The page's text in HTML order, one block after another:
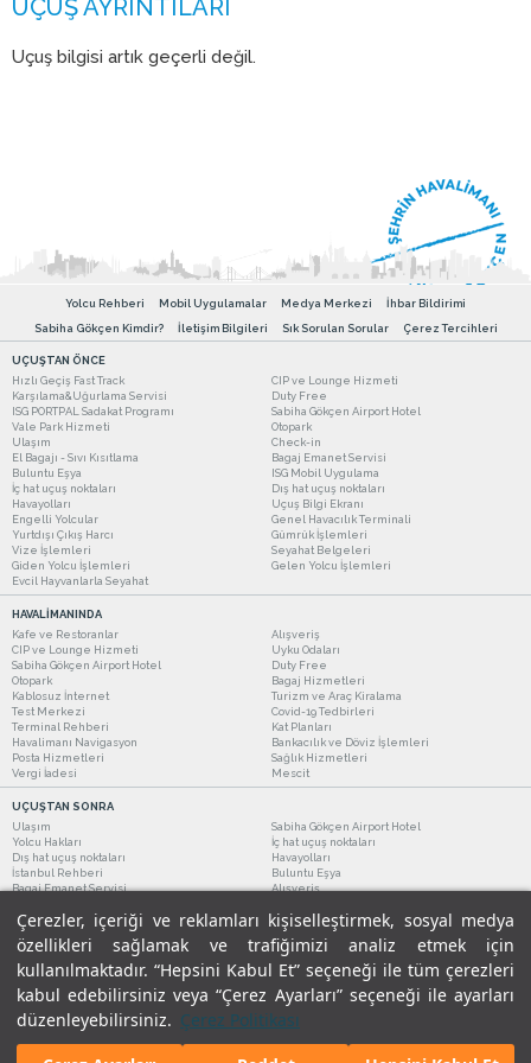
Çerezler, içeriği ve reklamları kişiselleştirmek, sosyal medya
özellikleri sağlamak ve trafiğimizi analiz etmek için
kullanılmaktadır. “Hepsini Kabul Et” seçeneği ile tüm çerezleri
kabul edebilirsiniz veya “Çerez Ayarları” seçeneği ile ayarları
düzenleyebilirsiniz. Çerez Politikası
Uçuş bilgisi artık geçerli değil.
Yolcu Rehberi Mobil Uygulamalar Medya Merkezi
İhbar Bildirimi
Sabiha Gökçen Kimdir?
İletişim Bilgileri Sık Sorulan Sorular Çerez Tercihleri
UÇUŞTAN ÖNCE
Hızlı Geçiş Fast Track
CIP ve Lounge Hizmeti
Karşılama&Uğurlama Servisi
Duty Free
ISG PORTPAL Sadakat Programı
Sabiha Gökçen Airport Hotel
Vale Park Hizmeti
Otopark
Ulaşım
Check-in
El Bagajı - Sıvı Kısıtlama
Bagaj Emanet Servisi
Buluntu Eşya
ISG Mobil Uygulama
İç hat uçuş noktaları
Dış hat uçuş noktaları
Havayolları
Uçuş Bilgi Ekranı
Engelli Yolcular
Genel Havacılık Terminali
Yurtdışı Çıkış Harcı
Gümrük İşlemleri
Vize İşlemleri
Seyahat Belgeleri
Giden Yolcu İşlemleri
Gelen Yolcu İşlemleri
Evcil Hayvanlarla Seyahat
HAVALİMANINDA
Kafe ve Restoranlar
Alışveriş
CIP ve Lounge Hizmeti
Uyku Odaları
Sabiha Gökçen Airport Hotel
Duty Free
Otopark
Bagaj Hizmetleri
Kablosuz İnternet
Turizm ve Araç Kiralama
Test Merkezi
Covid-19 Tedbirleri
Terminal Rehberi
Kat Planları
Havalimanı Navigasyon
Bankacılık ve Döviz İşlemleri
Posta Hizmetleri
Sağlık Hizmetleri
Vergi İadesi
Mescit
UÇUŞTAN SONRA
Ulaşım
Sabiha Gökçen Airport Hotel
Yolcu Hakları
İç hat uçuş noktaları
Dış hat uçuş noktaları
Havayolları
İstanbul Rehberi
Buluntu Eşya
Bagaj Emanet Servisi
Alışveriş